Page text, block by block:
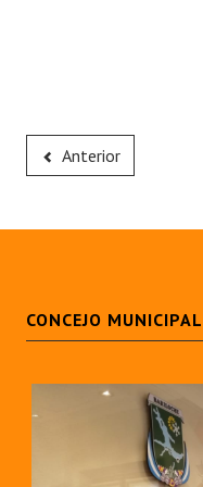
Anterior
CONCEJO